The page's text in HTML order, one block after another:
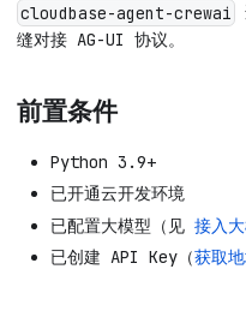
cloudbase-agent-crewai
缝对接 AG-UI 协议。
前置条件
Python 3.9+
已开通云开发环境
已配置大模型（见 接入
已创建 API Key（获取